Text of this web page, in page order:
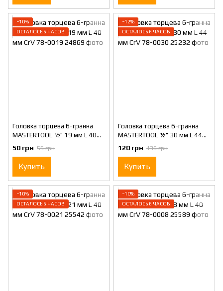
−10%
ОСТАЛОСЬ 6 ЧАСОВ
Головка торцева 6-гранна
MASTERTOOL ½" 19 мм L 40
мм CrV 78-0019
50 грн 55 грн
Купить
−12%
ОСТАЛОСЬ 6 ЧАСОВ
Головка торцева 6-гранна
MASTERTOOL ½" 30 мм L 44
мм CrV 78-0030
120 грн 136 грн
Купить
−10%
ОСТАЛОСЬ 6 ЧАСОВ
−10%
ОСТАЛОСЬ 6 ЧАСОВ